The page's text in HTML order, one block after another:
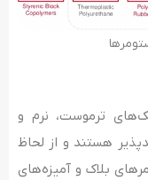
ترموست، نرم و
هستند و از لحاظ
بلاک و آمیزه‌های